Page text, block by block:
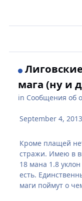
мага (ну и
in Сообщения об
September 4, 2013
Кроме плащей
стражи. Имею в
18 мана 1.8
есть.
маги поймут о